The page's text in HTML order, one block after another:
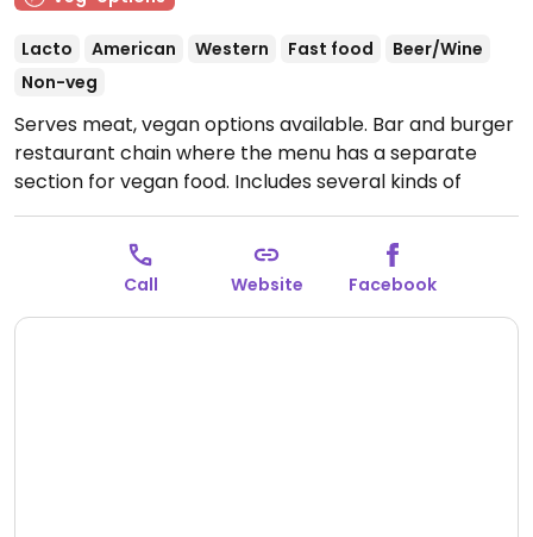
Lacto American Western Fast food
Beer/Wine
Non-veg
Serves meat, vegan options available. Bar and burger
restaurant chain where the menu has a separate
section for vegan food. Includes several kinds of
burgers with or without buns, green salads, fries and
sauces. Vegan dessert may be a chocolate pudding
with coconut ice cream or vegan chocolate cake.
Plant milk available for coffee. Open Mon-Sun 11:00-
00:00.
Call Website Facebook